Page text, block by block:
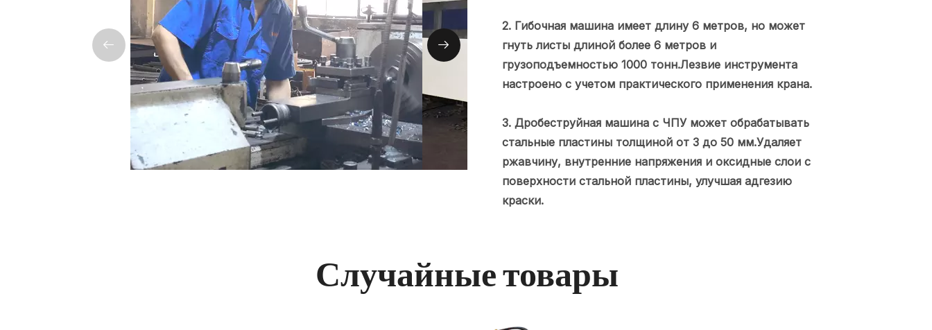
2. Гибочная машина имеет длину 6 метров, но может
гнуть листы длиной более 6 метров и
грузоподъемностью 1000 тонн.Лезвие инструмента
настроено с учетом практического применения крана.
3. Дробеструйная машина с ЧПУ может обрабатывать
стальные пластины толщиной от 3 до 50 мм.Удаляет
ржавчину, внутренние напряжения и оксидные слои с
поверхности стальной пластины, улучшая адгезию
краски.
Случайные товары